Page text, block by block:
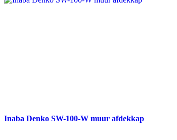
Inaba Denko SW-100-W muur afdekkap